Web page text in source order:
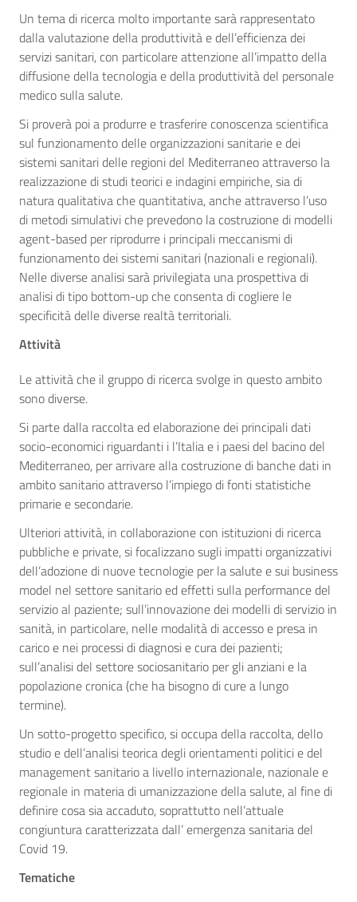
Un tema di ricerca molto importante sarà rappresentato
dalla valutazione della produttività e dell’efficienza dei
servizi sanitari, con particolare attenzione all’impatto della
diffusione della tecnologia e della produttività del personale
medico sulla salute.
Si proverà poi a produrre e trasferire conoscenza scientifica
sul funzionamento delle organizzazioni sanitarie e dei
sistemi sanitari delle regioni del Mediterraneo attraverso la
realizzazione di studi teorici e indagini empiriche, sia di
natura qualitativa che quantitativa, anche attraverso l’uso
di metodi simulativi che prevedono la costruzione di modelli
agent-based per riprodurre i principali meccanismi di
funzionamento dei sistemi sanitari (nazionali e regionali).
Nelle diverse analisi sarà privilegiata una prospettiva di
analisi di tipo bottom-up che consenta di cogliere le
specificità delle diverse realtà territoriali.
Attività
Le attività che il gruppo di ricerca svolge in questo ambito
sono diverse.
Si parte dalla raccolta ed elaborazione dei principali dati
socio-economici riguardanti i l’Italia e i paesi del bacino del
Mediterraneo, per arrivare alla costruzione di banche dati in
ambito sanitario attraverso l’impiego di fonti statistiche
primarie e secondarie.
Ulteriori attività, in collaborazione con istituzioni di ricerca
pubbliche e private, si focalizzano sugli impatti organizzativi
dell’adozione di nuove tecnologie per la salute e sui business
model nel settore sanitario ed effetti sulla performance del
servizio al paziente; sull’innovazione dei modelli di servizio in
sanità, in particolare, nelle modalità di accesso e presa in
carico e nei processi di diagnosi e cura dei pazienti;
sull’analisi del settore sociosanitario per gli anziani e la
popolazione cronica (che ha bisogno di cure a lungo
termine).
Un sotto-progetto specifico, si occupa della raccolta, dello
studio e dell’analisi teorica degli orientamenti politici e del
management sanitario a livello internazionale, nazionale e
regionale in materia di umanizzazione della salute, al fine di
definire cosa sia accaduto, soprattutto nell’attuale
congiuntura caratterizzata dall’ emergenza sanitaria del
Covid 19.
Tematiche